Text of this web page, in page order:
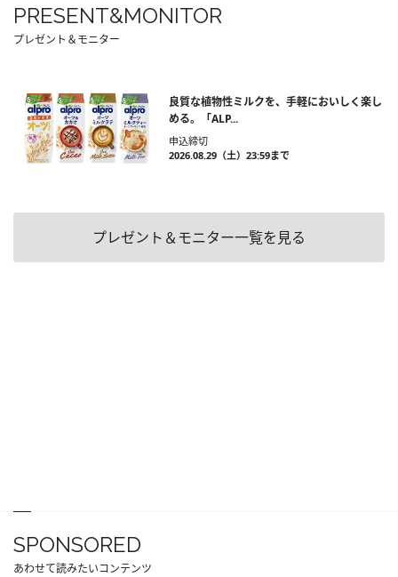
PRESENT&MONITOR
プレゼント＆モニター
良質な植物性ミルクを、手軽においしく楽し
める。「ALP...
申込締切
2026.08.29（土）23:59まで
プレゼント＆モニター一覧を見る
SPONSORED
あわせて読みたいコンテンツ